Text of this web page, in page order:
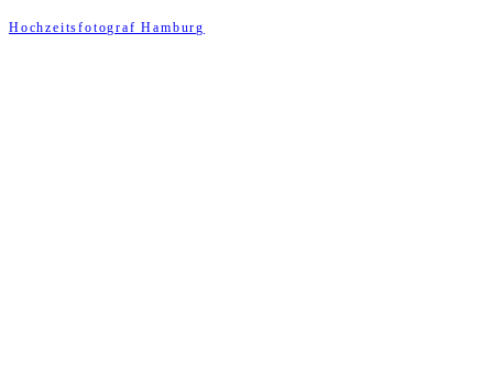
Hochzeitsfotograf Hamburg